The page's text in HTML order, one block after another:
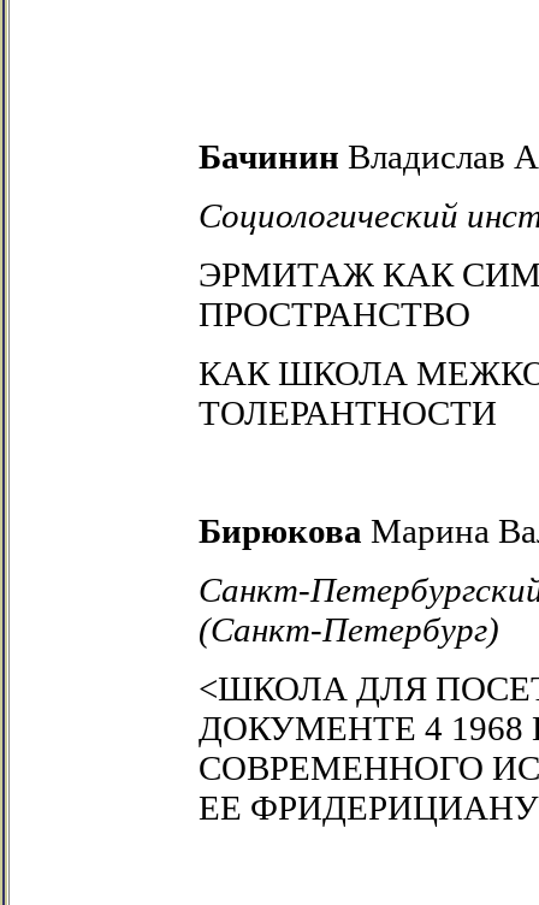
Бачинин Владислав
Социологический
ЭРМИТАЖ КАК
ПРОСТРАНСТВО
КАК ШКОЛА
ТОЛЕРАНТНОСТИ
Бирюкова Марина
Санкт-
(Санкт-Петербург)
<ШКОЛА ДЛЯ
ДОКУМЕНТЕ 4
СОВРЕМЕННОГО
ЕЕ